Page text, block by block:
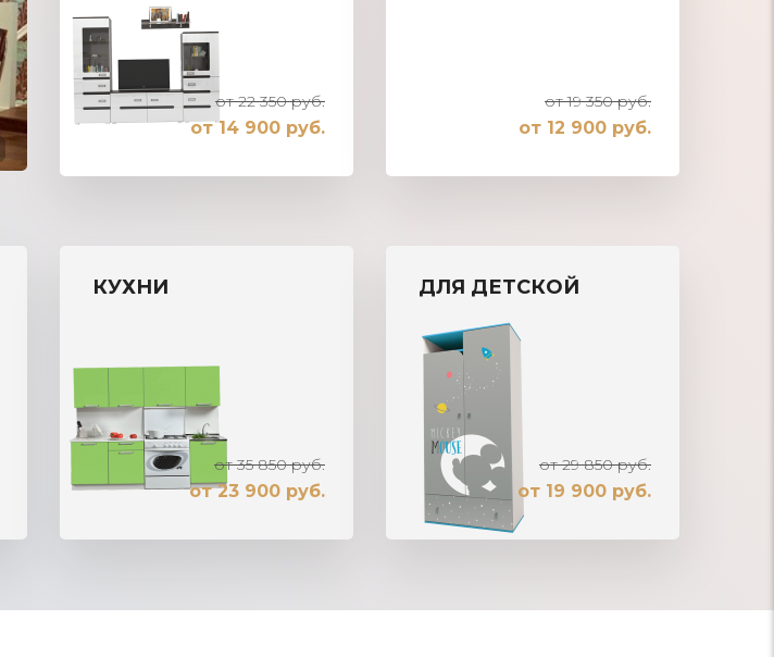
от 22 350 руб.
от 14 900 руб.
от 19 350 руб.
от 12 900 руб.
КУХНИ
от 35 850 руб.
от 23 900 руб.
ДЛЯ ДЕТСКОЙ
от 29 850 руб.
от 19 900 руб.